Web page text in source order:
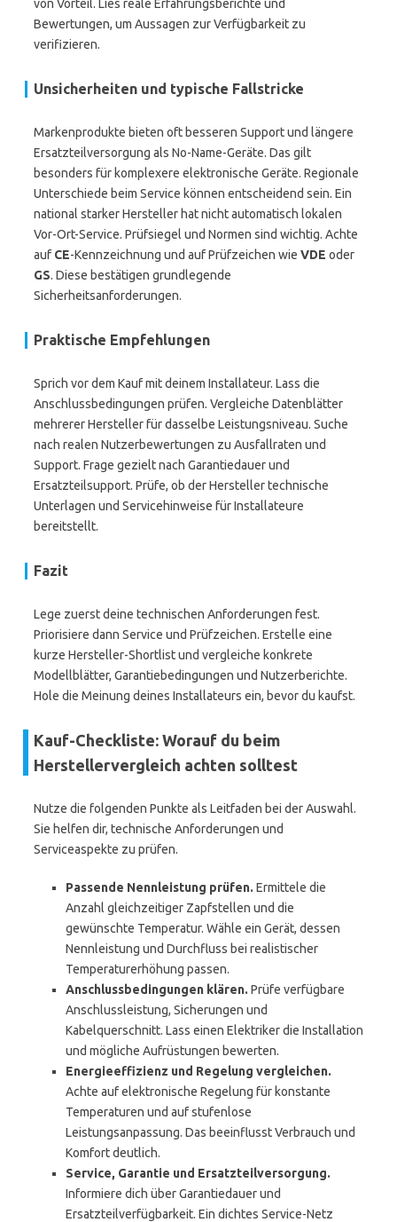
von Vorteil. Lies reale Erfahrungsberichte und
Bewertungen, um Aussagen zur Verfügbarkeit zu
verifizieren.
Unsicherheiten und typische Fallstricke
Markenprodukte bieten oft besseren Support und längere
Ersatzteilversorgung als No-Name-Geräte. Das gilt
besonders für komplexere elektronische Geräte. Regionale
Unterschiede beim Service können entscheidend sein. Ein
national starker Hersteller hat nicht automatisch lokalen
Vor-Ort-Service. Prüfsiegel und Normen sind wichtig. Achte
auf CE-Kennzeichnung und auf Prüfzeichen wie VDE oder
GS. Diese bestätigen grundlegende
Sicherheitsanforderungen.
Praktische Empfehlungen
Sprich vor dem Kauf mit deinem Installateur. Lass die
Anschlussbedingungen prüfen. Vergleiche Datenblätter
mehrerer Hersteller für dasselbe Leistungsniveau. Suche
nach realen Nutzerbewertungen zu Ausfallraten und
Support. Frage gezielt nach Garantiedauer und
Ersatzteilsupport. Prüfe, ob der Hersteller technische
Unterlagen und Servicehinweise für Installateure
bereitstellt.
Fazit
Lege zuerst deine technischen Anforderungen fest.
Priorisiere dann Service und Prüfzeichen. Erstelle eine
kurze Hersteller-Shortlist und vergleiche konkrete
Modellblätter, Garantiebedingungen und Nutzerberichte.
Hole die Meinung deines Installateurs ein, bevor du kaufst.
Kauf-Checkliste: Worauf du beim
Herstellervergleich achten solltest
Nutze die folgenden Punkte als Leitfaden bei der Auswahl.
Sie helfen dir, technische Anforderungen und
Serviceaspekte zu prüfen.
Passende Nennleistung prüfen. Ermittele die
Anzahl gleichzeitiger Zapfstellen und die
gewünschte Temperatur. Wähle ein Gerät, dessen
Nennleistung und Durchfluss bei realistischer
Temperaturerhöhung passen.
Anschlussbedingungen klären. Prüfe verfügbare
Anschlussleistung, Sicherungen und
Kabelquerschnitt. Lass einen Elektriker die Installation
und mögliche Aufrüstungen bewerten.
Energieeffizienz und Regelung vergleichen.
Achte auf elektronische Regelung für konstante
Temperaturen und auf stufenlose
Leistungsanpassung. Das beeinflusst Verbrauch und
Komfort deutlich.
Service, Garantie und Ersatzteilversorgung.
Informiere dich über Garantiedauer und
Ersatzteilverfügbarkeit. Ein dichtes Service-Netz